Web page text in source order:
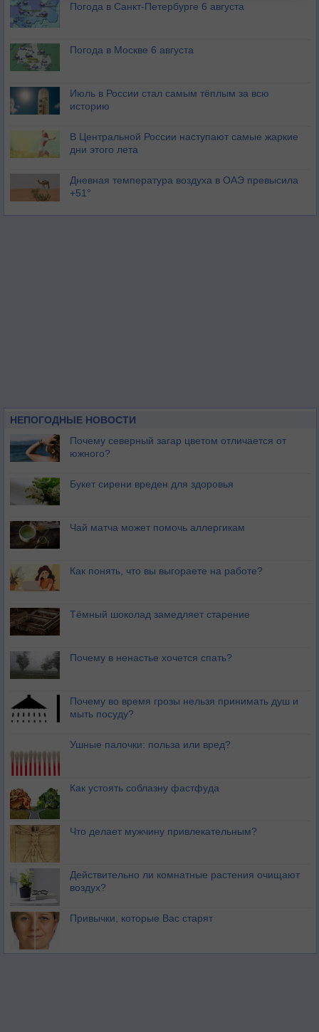
Погода в Санкт-Петербурге 6 августа
Погода в Москве 6 августа
Июль в России стал самым тёплым за всю
историю
В Центральной России наступают самые жаркие
дни этого лета
Дневная температура воздуха в ОАЭ превысила
+51°
НЕПОГОДНЫЕ НОВОСТИ
Почему северный загар цветом отличается от
южного?
Букет сирени вреден для здоровья
Чай матча может помочь аллергикам
Как понять, что вы выгораете на работе?
Тёмный шоколад замедляет старение
Почему в ненастье хочется спать?
Почему во время грозы нельзя принимать душ и
мыть посуду?
Ушные палочки: польза или вред?
Как устоять соблазну фастфуда
Что делает мужчину привлекательным?
Действительно ли комнатные растения очищают
воздух?
Привычки, которые Вас старят